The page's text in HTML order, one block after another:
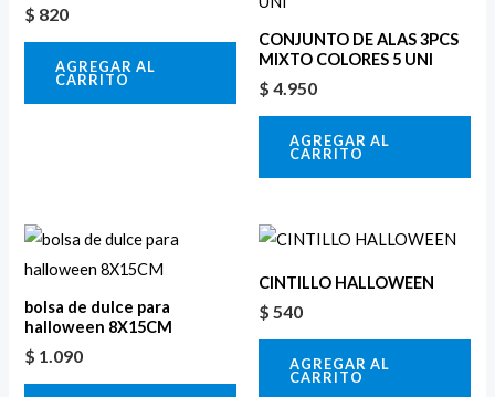
$ 820
AGREGAR AL
CARRITO
CONJUNTO DE ALAS 3PCS
MIXTO COLORES 5 UNI
$ 4.950
AGREGAR AL
CARRITO
bolsa de dulce para
halloween 8X15CM
$ 1.090
CINTILLO HALLOWEEN
$ 540
AGREGAR AL
CARRITO